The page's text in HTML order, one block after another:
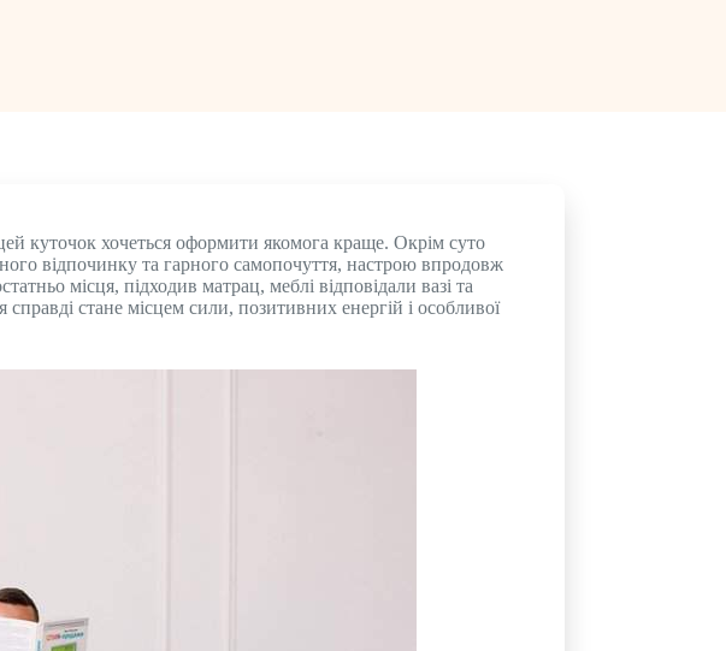
куточок хочеться оформити якомога краще. Окрім суто
відпочинку та гарного самопочуття, настрою впродовж
місця, підходив матрац, меблі відповідали вазі та
стане місцем сили, позитивних енергій і особливої